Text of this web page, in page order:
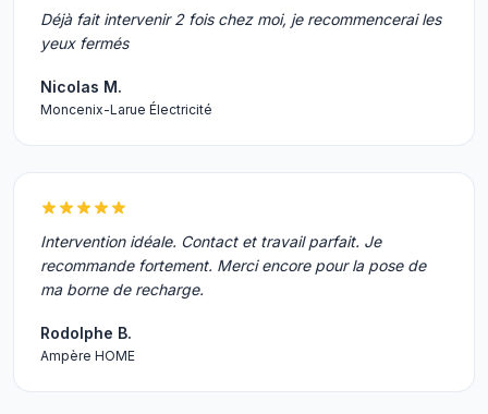
Déjà fait intervenir 2 fois chez moi, je recommencerai les
yeux fermés
Nicolas M.
Moncenix-Larue Électricité
Intervention idéale. Contact et travail parfait. Je
recommande fortement. Merci encore pour la pose de
ma borne de recharge.
Rodolphe B.
Ampère HOME